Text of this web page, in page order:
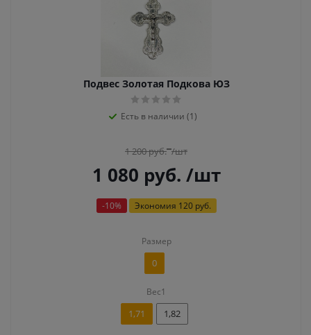
Подвес Золотая Подкова ЮЗ
Есть в наличии (1)
1 200руб. /шт
1 080 руб. /шт
-10% Экономия 120 руб.
Размер
0
Вес1
1,71 1,82